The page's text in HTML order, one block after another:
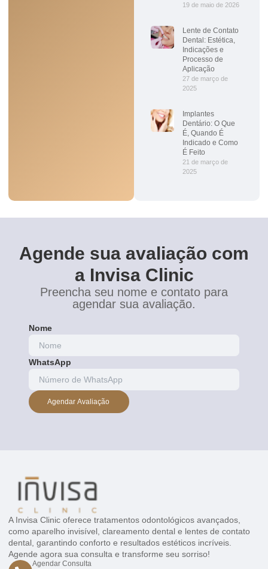
19 de maio de 2026
Lente de Contato
Dental: Estética,
Indicações e
Processo de
Aplicação
27 de março de
2025
Implantes
Dentário: O Que
É, Quando É
Indicado e Como
É Feito
21 de março de
2025
Agende sua avaliação com
a Invisa Clinic
Preencha seu nome e contato para
agendar sua avaliação.
Nome
WhatsApp
Agendar Avaliação
A Invisa Clinic oferece tratamentos odontológicos avançados,
como aparelho invisível, clareamento dental e lentes de contato
dental, garantindo conforto e resultados estéticos incríveis.
Agende agora sua consulta e transforme seu sorriso!
Agendar Consulta